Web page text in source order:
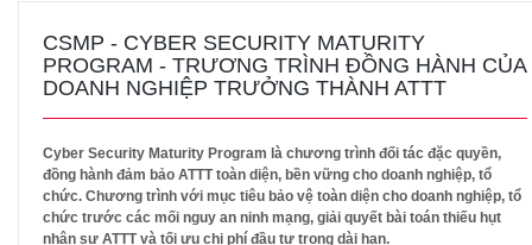
CSMP - CYBER SECURITY MATURITY
PROGRAM - TRƯƠNG TRÌNH ĐỒNG HÀNH CỦA
DOANH NGHIỆP TRƯỞNG THÀNH ATTT
Cyber Security Maturity Program là chương trình đối tác đặc quyền,
đồng hành đảm bảo ATTT toàn diện, bền vững cho doanh nghiệp, tổ
chức. Chương trình với mục tiêu bảo vệ toàn diện cho doanh nghiệp, tổ
chức trước các mối nguy an ninh mạng, giải quyết bài toán thiếu hụt
nhân sự ATTT và tối ưu chi phí đầu tư trong dài hạn.